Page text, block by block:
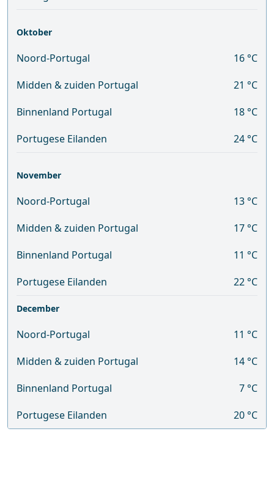
Oktober
Noord-Portugal
16 °C
Midden & zuiden Portugal
21 °C
Binnenland Portugal
18 °C
Portugese Eilanden
24 °C
November
Noord-Portugal
13 °C
Midden & zuiden Portugal
17 °C
Binnenland Portugal
11 °C
Portugese Eilanden
22 °C
December
Noord-Portugal
11 °C
Midden & zuiden Portugal
14 °C
Binnenland Portugal
7 °C
Portugese Eilanden
20 °C